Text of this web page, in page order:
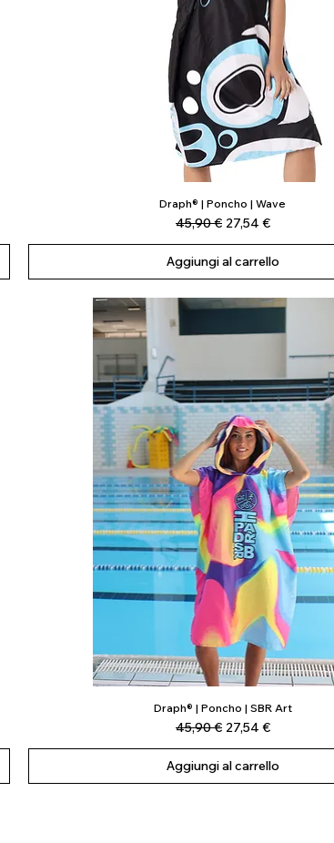
Vista rapida
Draph® | Poncho | Wave
Prezzo regolare
45,90 € Prezzo scontato
27,54 €
Aggiungi al carrello
Vista rapida
Draph® | Poncho | SBR Art
Prezzo regolare
45,90 € Prezzo scontato
27,54 €
Aggiungi al carrello